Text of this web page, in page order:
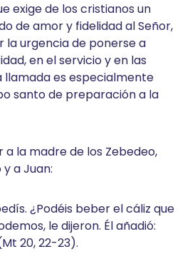
exige de los cristianos un
de amor y fidelidad al Señor,
la urgencia de ponerse a
en el servicio y en las
llamada es especialmente
santo de preparación a la
a la madre de los Zebedeo,
a Juan:
¿Podéis beber el cáliz que
le dijeron. Él añadió:
20, 22-23).